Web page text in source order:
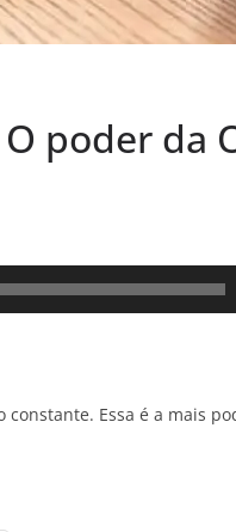
O poder da
Essa é a mais